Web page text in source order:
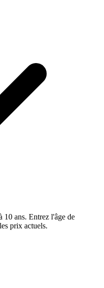
10 ans. Entrez l'âge de
prix actuels.